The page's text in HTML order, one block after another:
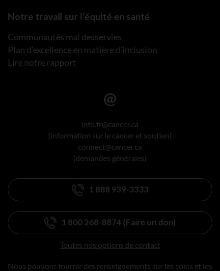
Notre travail sur l’équité en santé
Communautés mal desservies
Plan d’excellence en matière d’inclusion
Lire notre rapport
info.fr@cancer.ca
(information sur le cancer et soutien)
connect@cancer.ca
(demandes générales)
1 888 939-3333
1 800 268-8874 (Faire un don)
Toutes nos options de contact
Nous pouvons fournir des renseignements sur les soins et les